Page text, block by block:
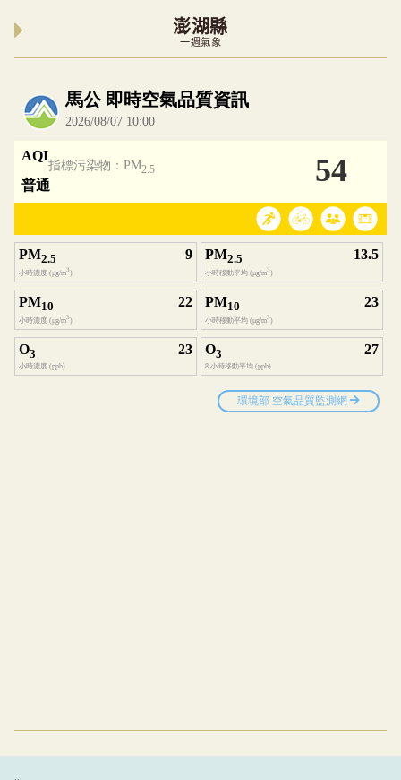
澎湖縣
一週氣象
內嵌空氣品質小工具為視覺預覽，完整即時空